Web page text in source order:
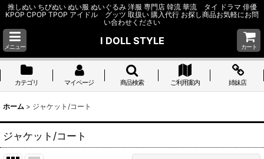
推しぬい ちびぬい ぬい服 ぬいぐるみ 洋服 専門店 韓流 華流 タイ ドラマ 俳優
KPOP CPOP TPOP アイドル グッツ 取扱い 購入代行 お探し商品お気軽にお問
い合わせください
メニュー
I DOLL STYLE
カート
カテゴリ マイページ 商品検索 ご利用案内 姉妹店
ホーム > ジャケット/コート
ジャケット/コート